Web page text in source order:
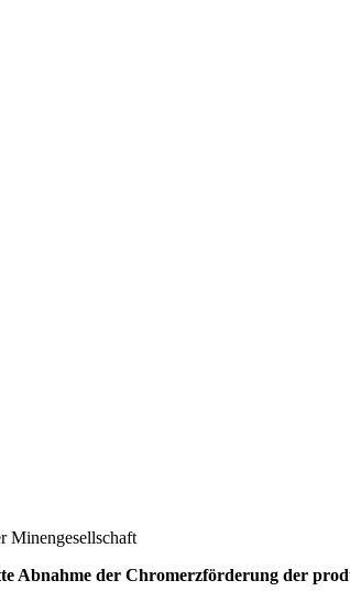
Minengesellschaft
Abnahme der Chromerzförderung der